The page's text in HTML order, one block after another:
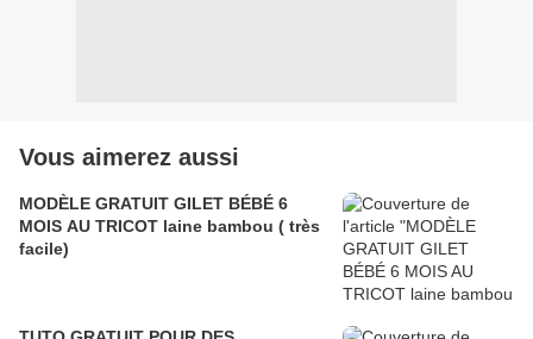
Vous aimerez aussi
MODÈLE GRATUIT GILET BÉBÉ 6
MOIS AU TRICOT laine bambou ( très
facile)